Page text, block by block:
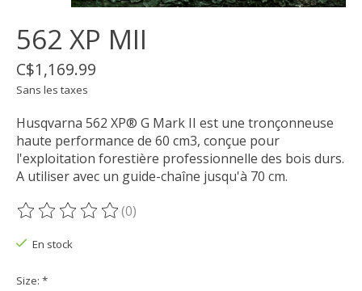
562 XP MII
C$1,169.99
Sans les taxes
Husqvarna 562 XP® G Mark II est une tronçonneuse
haute performance de 60 cm3, conçue pour
l'exploitation forestière professionnelle des bois durs.
A utiliser avec un guide-chaîne jusqu'à 70 cm.
Ce produit est évalué à
(0)
En stock
Size: *